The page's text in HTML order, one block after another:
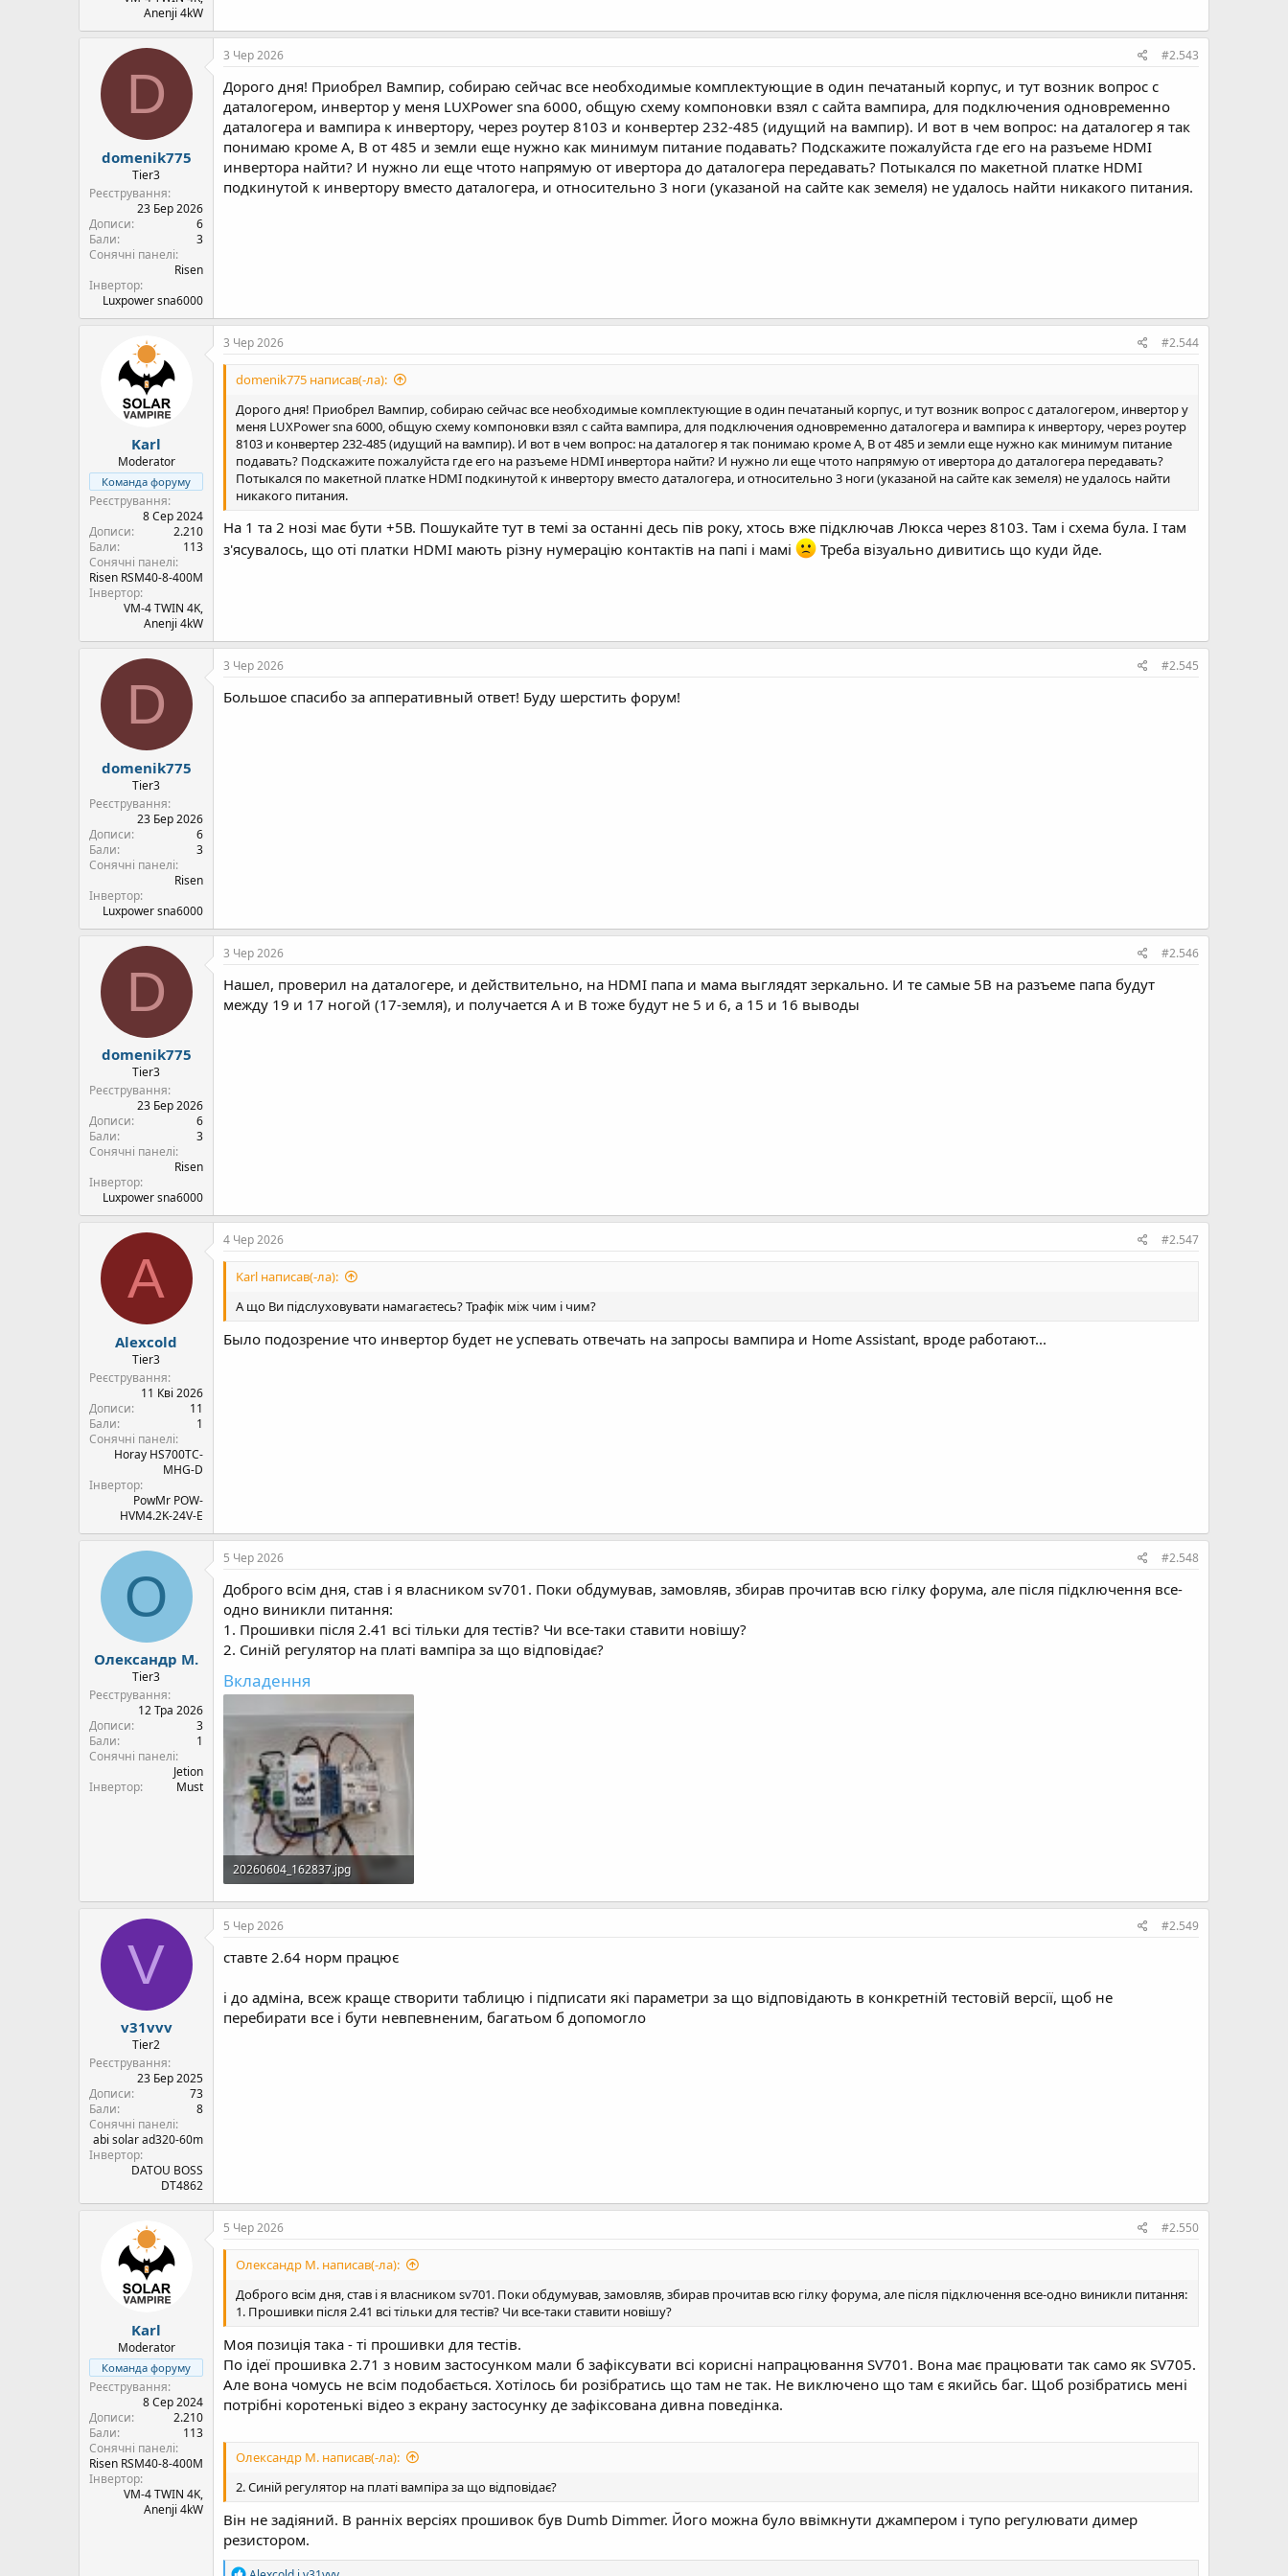
Anenji 4kW
D
domenik775
Tier3
Реєстрування
23 Бер 2026
Дописи
6
Бали
3
Сонячні панелі
Risen
Інвертор
Luxpower sna6000
3 Чер 2026 #2.543
Дорого дня! Приобрел Вампир, собираю сейчас все необходимые комплектующие в один печатаный корпус, и тут возник вопрос с
даталогером, инвертор у меня LUXPower sna 6000, общую схему компоновки взял с сайта вампира, для подключения одновременно
даталогера и вампира к инвертору, через роутер 8103 и конвертер 232-485 (идущий на вампир). И вот в чем вопрос: на даталогер я так
понимаю кроме А, В от 485 и земли еще нужно как минимум питание подавать? Подскажите пожалуйста где его на разъеме HDMI
инвертора найти? И нужно ли еще чтото напрямую от ивертора до даталогера передавать? Потыкался по макетной платке HDMI
подкинутой к инвертору вместо даталогера, и относительно 3 ноги (указаной на сайте как земеля) не удалось найти никакого питания.
Karl
Moderator
Команда форуму
Реєстрування
8 Сер 2024
Дописи
2.210
Бали
113
Сонячні панелі
Risen RSM40-8-400M
Інвертор
VM-4 TWIN 4K,
Anenji 4kW
3 Чер 2026 #2.544
domenik775 написав(-ла):
Дорого дня! Приобрел Вампир, собираю сейчас все необходимые комплектующие в один печатаный корпус, и тут возник вопрос с даталогером, инвертор у
меня LUXPower sna 6000, общую схему компоновки взял с сайта вампира, для подключения одновременно даталогера и вампира к инвертору, через роутер
8103 и конвертер 232-485 (идущий на вампир). И вот в чем вопрос: на даталогер я так понимаю кроме А, В от 485 и земли еще нужно как минимум питание
подавать? Подскажите пожалуйста где его на разъеме HDMI инвертора найти? И нужно ли еще чтото напрямую от ивертора до даталогера передавать?
Потыкался по макетной платке HDMI подкинутой к инвертору вместо даталогера, и относительно 3 ноги (указаной на сайте как земеля) не удалось найти
никакого питания.
На 1 та 2 нозі має бути +5В. Пошукайте тут в темі за останні десь пів року, хтось вже підключав Люкса через 8103. Там і схема була. І там
з'ясувалось, що оті платки HDMI мають різну нумерацію контактів на папі і мамі
Треба візуально дивитись що куди йде.
D
domenik775
Tier3
Реєстрування
23 Бер 2026
Дописи
6
Бали
3
Сонячні панелі
Risen
Інвертор
Luxpower sna6000
3 Чер 2026 #2.545
Большое спасибо за апперативный ответ! Буду шерстить форум!
D
domenik775
Tier3
Реєстрування
23 Бер 2026
Дописи
6
Бали
3
Сонячні панелі
Risen
Інвертор
Luxpower sna6000
3 Чер 2026 #2.546
Нашел, проверил на даталогере, и действительно, на HDMI папа и мама выглядят зеркально. И те самые 5В на разъеме папа будут
между 19 и 17 ногой (17-земля), и получается А и В тоже будут не 5 и 6, а 15 и 16 выводы
A
Alexcold
Tier3
Реєстрування
11 Кві 2026
Дописи
11
Бали
1
Сонячні панелі
Horay HS700TC-
MHG-D
Інвертор
PowMr POW-
HVM4.2K-24V-E
4 Чер 2026 #2.547
Karl написав(-ла):
А що Ви підслуховувати намагаєтесь? Трафік між чим і чим?
Было подозрение что инвертор будет не успевать отвечать на запросы вампира и Home Assistant, вроде работают...
О
Олександр М.
Tier3
Реєстрування
12 Тра 2026
Дописи
3
Бали
1
Сонячні панелі
Jetion
Інвертор
Must
5 Чер 2026 #2.548
Доброго всім дня, став і я власником sv701. Поки обдумував, замовляв, збирав прочитав всю гілку форума, але після підключення все-
одно виникли питання:
1. Прошивки після 2.41 всі тільки для тестів? Чи все-таки ставити новішу?
2. Синій регулятор на платі вампіра за що відповідає?
Вкладення
20260604_162837.jpg
1,1 Mб · Перегляди: 16
V
v31vvv
Tier2
Реєстрування
23 Бер 2025
Дописи
73
Бали
8
Сонячні панелі
abi solar ad320-60m
Інвертор
DATOU BOSS
DT4862
5 Чер 2026 #2.549
ставте 2.64 норм працює
і до адміна, всеж краще створити таблицю і підписати які параметри за що відповідають в конкретній тестовій версії, щоб не
перебирати все і бути невпевненим, багатьом б допомогло
Karl
Moderator
Команда форуму
Реєстрування
8 Сер 2024
Дописи
2.210
Бали
113
Сонячні панелі
Risen RSM40-8-400M
Інвертор
VM-4 TWIN 4K,
Anenji 4kW
5 Чер 2026 #2.550
Олександр М. написав(-ла):
Доброго всім дня, став і я власником sv701. Поки обдумував, замовляв, збирав прочитав всю гілку форума, але після підключення все-одно виникли питання:
1. Прошивки після 2.41 всі тільки для тестів? Чи все-таки ставити новішу?
Моя позиція така - ті прошивки для тестів.
По ідеї прошивка 2.71 з новим застосунком мали б зафіксувати всі корисні напрацювання SV701. Вона має працювати так само як SV705.
Але вона чомусь не всім подобається. Хотілось би розібратись що там не так. Не виключено що там є якийсь баг. Щоб розібратись мені
потрібні коротенькі відео з екрану застосунку де зафіксована дивна поведінка.
Олександр М. написав(-ла):
2. Синій регулятор на платі вампіра за що відповідає?
Він не задіяний. В ранніх версіях прошивок був Dumb Dimmer. Його можна було ввімкнути джампером і тупо регулювати димер
резистором.
Р